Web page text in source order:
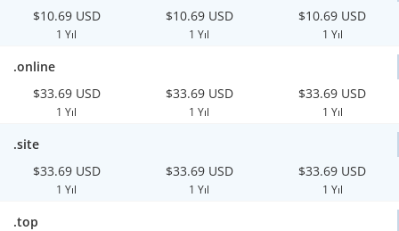
$10.69 USD
1 Yıl
$10.69 USD
1 Yıl
$10.69 USD
1 Yıl
.online
$33.69 USD
1 Yıl
$33.69 USD
1 Yıl
$33.69 USD
1 Yıl
.site
$33.69 USD
1 Yıl
$33.69 USD
1 Yıl
$33.69 USD
1 Yıl
.top